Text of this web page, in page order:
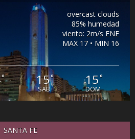
overcast clouds
85% humedad
viento: 2m/s ENE
MAX 17 • MIN 16
° 15°
SAB
15°
DOM
SANTA FE